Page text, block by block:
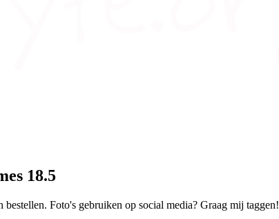
18.5
Foto's gebruiken op social media? Graag mij taggen!